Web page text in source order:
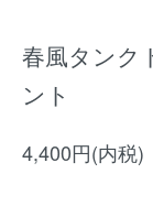
春風タンク
ント
4,400円(内税)